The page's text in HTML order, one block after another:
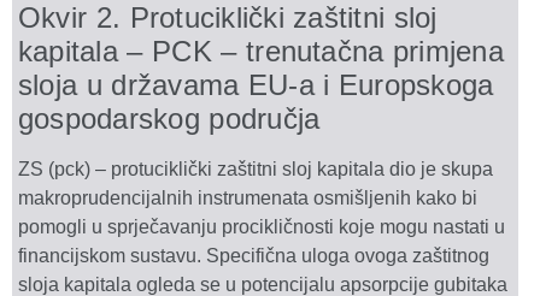
Okvir 2. Protuciklički zaštitni sloj
kapitala – PCK – trenutačna primjena
sloja u državama EU-a i Europskoga
gospodarskog područja
ZS (pck) – protuciklički zaštitni sloj kapitala dio je skupa
makroprudencijalnih instrumenata osmišljenih kako bi
pomogli u sprječavanju procikličnosti koje mogu nastati u
financijskom sustavu. Specifična uloga ovoga zaštitnog
sloja kapitala ogleda se u potencijalu apsorpcije gubitaka